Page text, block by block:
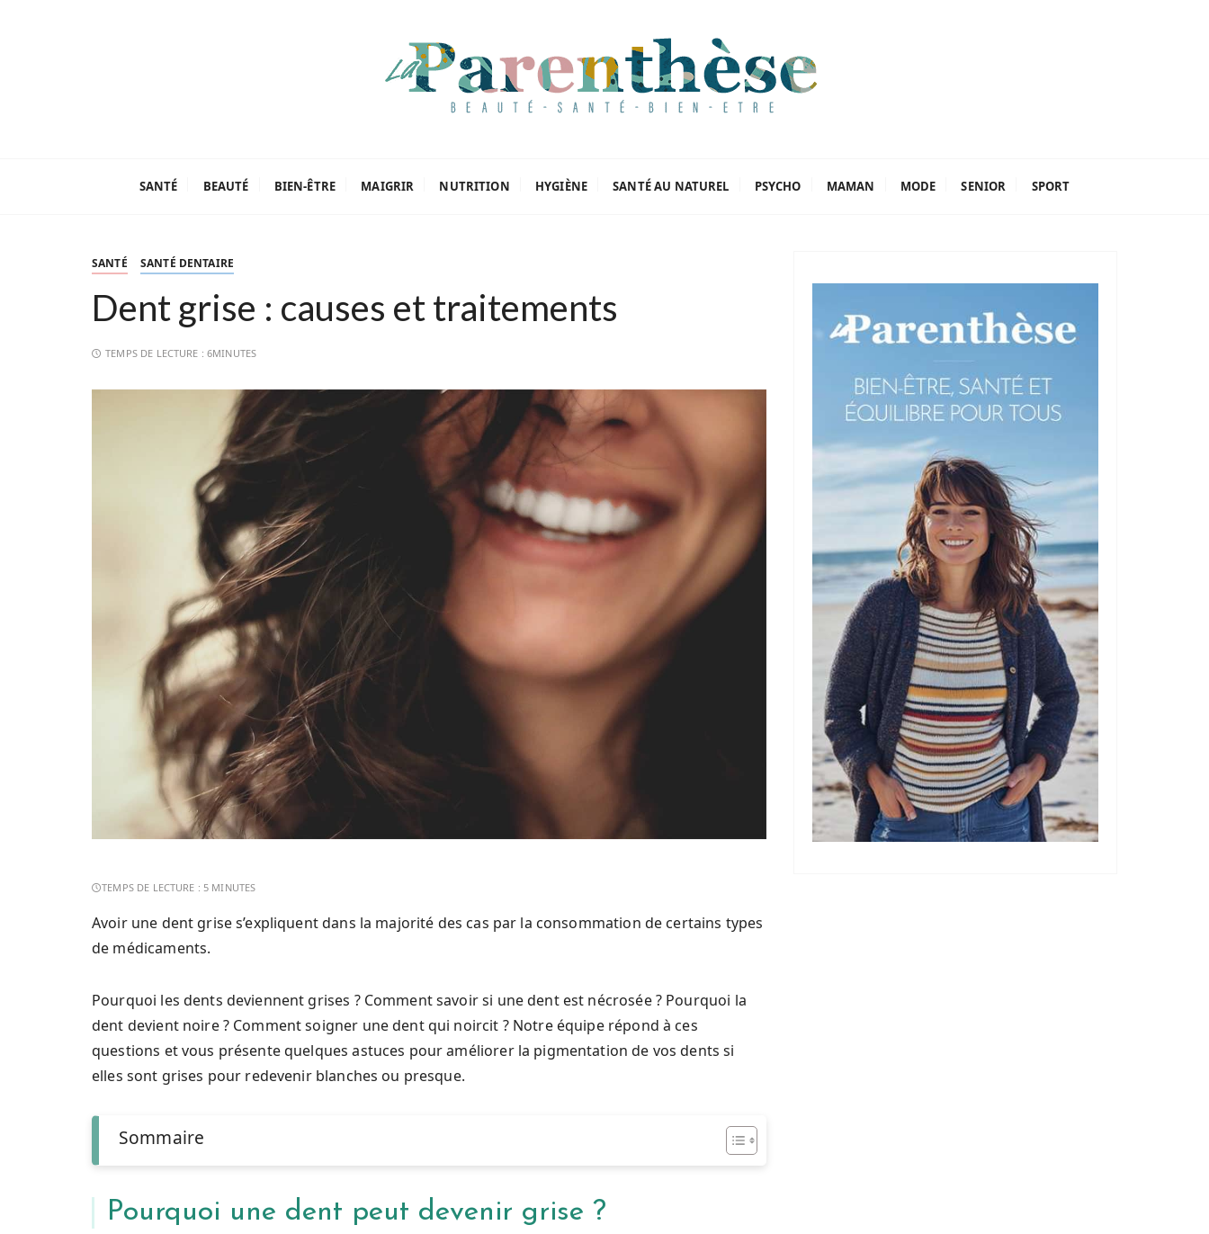
Parenthèse Tutoriels
SANTÉ BEAUTÉ BIEN-ÊTRE MAIGRIR NUTRITION HYGIÈNE SANTÉ AU NATUREL PSYCHO MAMAN MODE SENIOR SPORT
SANTÉ SANTÉ DENTAIRE
Dent grise : causes et traitements
TEMPS DE LECTURE :6MINUTES
Avoir une dent grise s’expliquent dans la majorité des cas par la consommation de certains types
de médicaments.
Pourquoi les dents deviennent grises ? Comment savoir si une dent est nécrosée ? Pourquoi la
dent devient noire ? Comment soigner une dent qui noircit ? Notre équipe répond à ces
questions et vous présente quelques astuces pour améliorer la pigmentation de vos dents si
elles sont grises pour redevenir blanches ou presque.
Sommaire
Pourquoi une dent peut devenir grise ?